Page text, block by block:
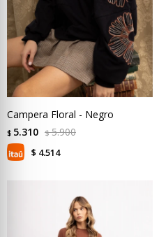
Campera Floral - Negro
$ 5.310 $ 5.900
$ 4.514